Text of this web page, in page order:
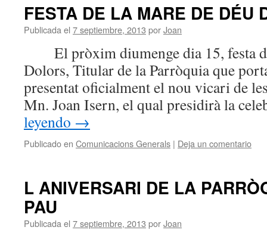
FESTA DE LA MARE DE DÉU
Publicada el 7 septiembre, 2013 porJoan
El pròxim diumenge dia 15, festa
Dolors, Titular de la Parròquia que
presentat oficialment el nou vicari de
Mn. Joan Isern, el qual presidirà la
leyendo →
Publicado en Comunicacions Generals | Deja un comentario
L ANIVERSARI DE LA
PAU
Publicada el 7 septiembre, 2013 porJoan